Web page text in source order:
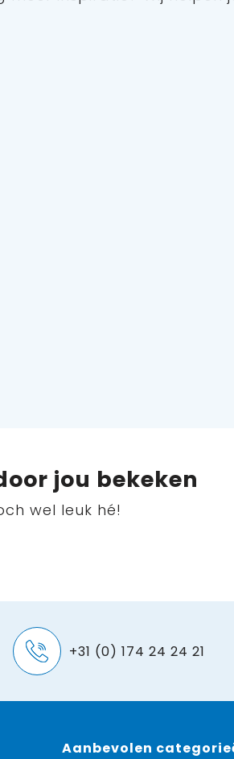
jou bekeken
wel leuk hé!
+31 (0) 174 24 24 21
Aanbevolen